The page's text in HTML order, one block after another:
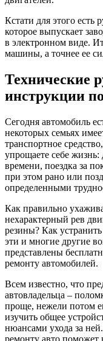
определенными
Как правильно
нехарактерный рев
эти и многие другие
представлены
ремонту автомобилей.
Всем известно, что
автовладельца –
проще, нежели потом
изучить общее
нюансами ухода за
ремонту авто поможет
постигающему азы
автовладельцу,
неисправности в
Также на нашем сайте
сведения касательно
марки авто. Хотите
авторынке?
автопроизводителей?
регулярно
автомобильных
детали для своего
перейти в раздел
на необходимый
операторы свяжутся с